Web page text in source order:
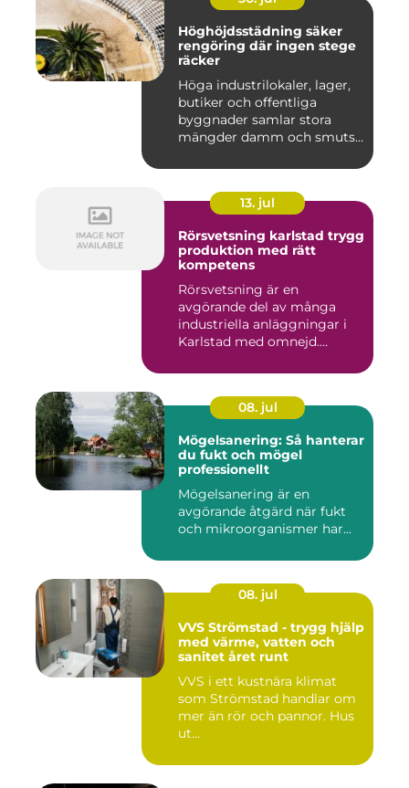
Höghöjdsstädning säker
rengöring där ingen stege
räcker
Höga industrilokaler, lager,
butiker och offentliga
byggnader samlar stora
mängder damm och smuts
13. jul
Rörsvetsning karlstad trygg
produktion med rätt
kompetens
Rörsvetsning är en
avgörande del av många
industriella anläggningar i
Karlstad med omnejd.
08. jul
Mögelsanering: Så hanterar
du fukt och mögel
professionellt
Mögelsanering är en
avgörande åtgärd när fukt
och mikroorganismer har...
08. jul
VVS Strömstad - trygg hjälp
med värme, vatten och
sanitet året runt
VVS i ett kustnära klimat
som Strömstad handlar om
mer än rör och pannor. Hus
ut...